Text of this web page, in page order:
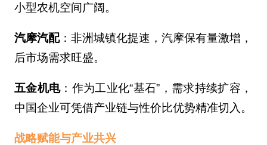
小型农机空间广阔。
汽摩汽配：非洲城镇化提速，汽摩保有量激增，
后市场需求旺盛。
五金机电：作为工业化“基石”，需求持续扩容，
中国企业可凭借产业链与性价比优势精准切入。
战略赋能与产业共兴